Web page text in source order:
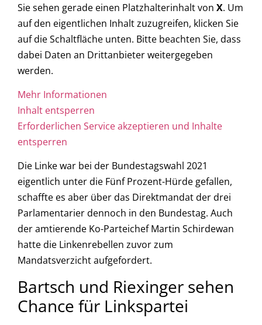
Sie sehen gerade einen Platzhalterinhalt von X. Um
auf den eigentlichen Inhalt zuzugreifen, klicken Sie
auf die Schaltfläche unten. Bitte beachten Sie, dass
dabei Daten an Drittanbieter weitergegeben
werden.
Mehr Informationen
Inhalt entsperren
Erforderlichen Service akzeptieren und Inhalte
entsperren
Die Linke war bei der Bundestagswahl 2021
eigentlich unter die Fünf Prozent-Hürde gefallen,
schaffte es aber über das Direktmandat der drei
Parlamentarier dennoch in den Bundestag. Auch
der amtierende Ko-Parteichef Martin Schirdewan
hatte die Linkenrebellen zuvor zum
Mandatsverzicht aufgefordert.
Bartsch und Riexinger sehen
Chance für Linkspartei